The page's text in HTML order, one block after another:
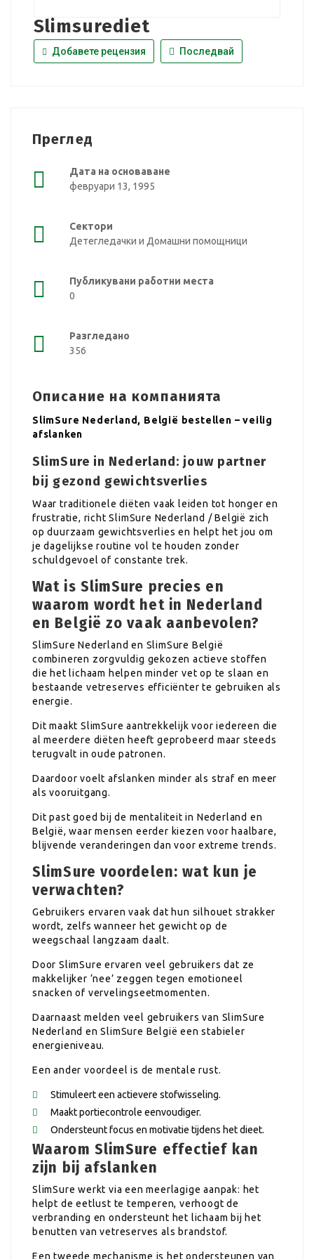
Slimsurediet
Добавете рецензия Последвай
Преглед
Дата на основаване
февруари 13, 1995
Сектори
Детегледачки и Домашни помощници
Публикувани работни места
0
Разгледано
356
Описание на компанията
SlimSure Nederland, België bestellen – veilig
afslanken
SlimSure in Nederland: jouw partner
bij gezond gewichtsverlies
Waar traditionele diëten vaak leiden tot honger en
frustratie, richt SlimSure Nederland / België zich
op duurzaam gewichtsverlies en helpt het jou om
je dagelijkse routine vol te houden zonder
schuldgevoel of constante trek.
Wat is SlimSure precies en
waarom wordt het in Nederland
en België zo vaak aanbevolen?
SlimSure Nederland en SlimSure België
combineren zorgvuldig gekozen actieve stoffen
die het lichaam helpen minder vet op te slaan en
bestaande vetreserves efficiënter te gebruiken als
energie.
Dit maakt SlimSure aantrekkelijk voor iedereen die
al meerdere diëten heeft geprobeerd maar steeds
terugvalt in oude patronen.
Daardoor voelt afslanken minder als straf en meer
als vooruitgang.
Dit past goed bij de mentaliteit in Nederland en
België, waar mensen eerder kiezen voor haalbare,
blijvende veranderingen dan voor extreme trends.
SlimSure voordelen: wat kun je
verwachten?
Gebruikers ervaren vaak dat hun silhouet strakker
wordt, zelfs wanneer het gewicht op de
weegschaal langzaam daalt.
Door SlimSure ervaren veel gebruikers dat ze
makkelijker ‘nee’ zeggen tegen emotioneel
snacken of vervelingseetmomenten.
Daarnaast melden veel gebruikers van SlimSure
Nederland en SlimSure België een stabieler
energieniveau.
Een ander voordeel is de mentale rust.
Stimuleert een actievere stofwisseling.
Maakt portiecontrole eenvoudiger.
Ondersteunt focus en motivatie tijdens het dieet.
Waarom SlimSure effectief kan
zijn bij afslanken
SlimSure werkt via een meerlagige aanpak: het
helpt de eetlust te temperen, verhoogt de
verbranding en ondersteunt het lichaam bij het
benutten van vetreserves als brandstof.
Een tweede mechanisme is het ondersteunen van